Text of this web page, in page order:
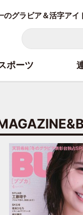
グラビア＆活字アイ
ポーツ